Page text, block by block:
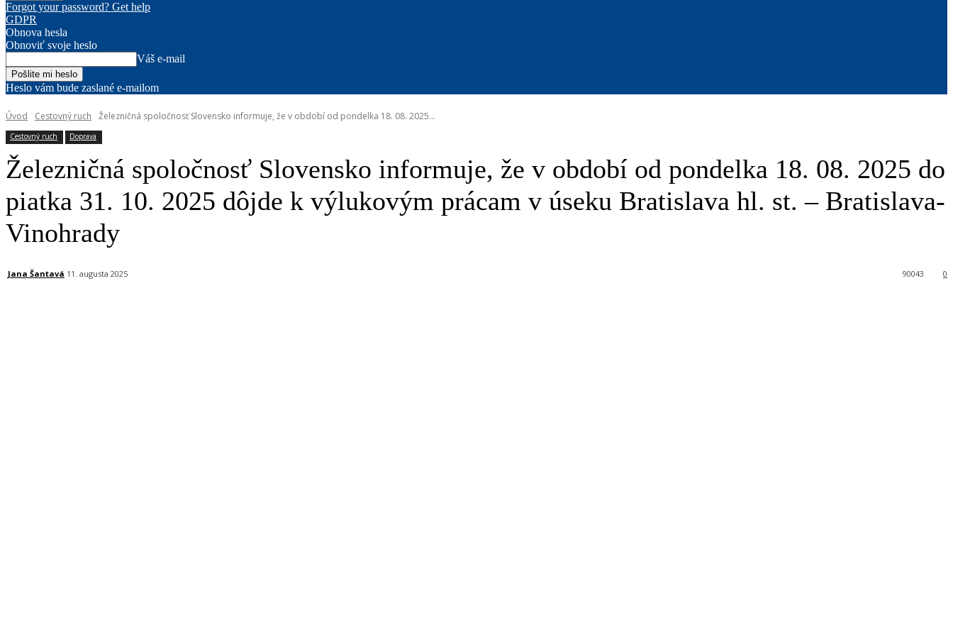
Forgot your password? Get help
GDPR
Obnova hesla
Obnoviť svoje heslo
Váš e-mail
Heslo vám bude zaslané e-mailom
Úvod Cestovný ruch Železničná spoločnosť Slovensko informuje, že v období od pondelka 18. 08. 2025...
Cestovný ruch Doprava
Železničná spoločnosť Slovensko informuje, že v období od pondelka 18. 08. 2025 do
piatka 31. 10. 2025 dôjde k výlukovým prácam v úseku Bratislava hl. st. – Bratislava-
Vinohrady
Jana Šantavá 11. augusta 2025 0
90043